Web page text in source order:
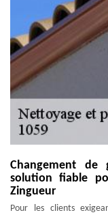
Changement
solution fiable
Zingueur
Pour les clients